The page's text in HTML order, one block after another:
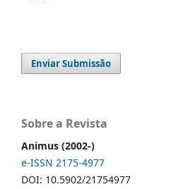
Enviar Submissão
Sobre a Revista
Animus (2002-)
e-ISSN 2175-4977
DOI: 10.5902/21754977